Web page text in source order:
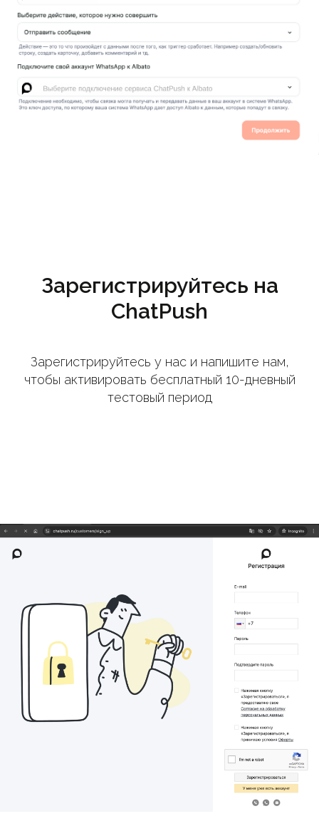
Зарегистрируйтесь на
ChatPush
Зарегистрируйтесь у нас и напишите нам,
чтобы активировать бесплатный 10-дневный
тестовый период